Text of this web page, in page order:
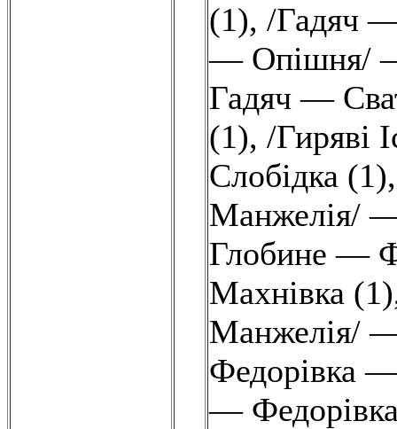
(1), /Гадяч
— Опішня/
Гадяч —
(1), /Гиряві
Слобідка (1)
Манжелія/
Глобине —
Махнівка (1)
Манжелія/
Федорівка
—